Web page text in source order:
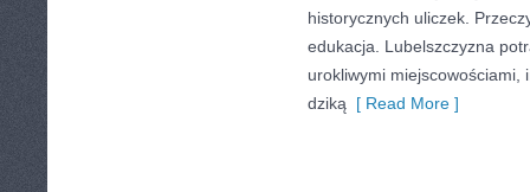
historycznych uliczek.
edukacja. Lubelszczyzna
urokliwymi miejscowościami,
dziką [ Read More ]